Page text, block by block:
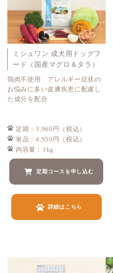
ミシュワン 成犬用ドッグフ
ード（国産マグロ＆タラ）
鶏肉不使用 アレルギー症状の
お悩みに多い皮膚疾患に配慮し
た成分を配合
定期：3,960円（税込）
単品：4,950円（税込）
内容量：1kg
定期コースを申し込む
詳細はこちら